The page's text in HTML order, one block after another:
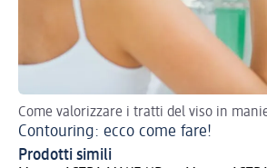
Come valorizzare i tratti del viso in
Contouring: ecco come fare!
Prodotti simili